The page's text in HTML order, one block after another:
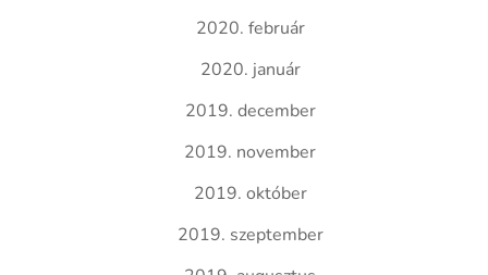
2020. február
2020. január
2019. december
2019. november
2019. október
2019. szeptember